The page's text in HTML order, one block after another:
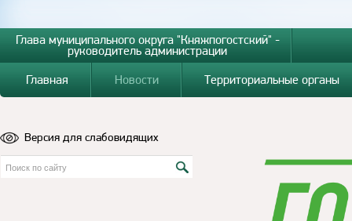
Глава муниципального округа "Княжпогостский" -
руководитель администрации
Главная
Новости Территориальные органы
Версия для слабовидящих